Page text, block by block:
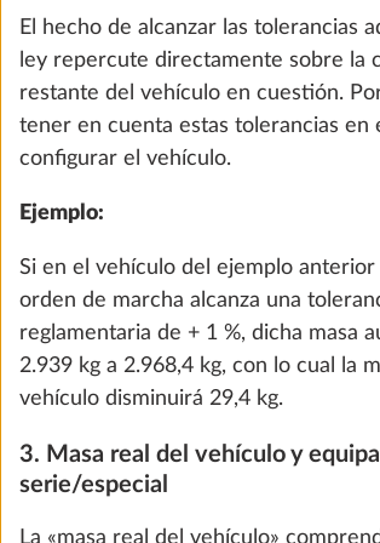
Bomba de agua con interruptor
Carga útil mínima en kg ≥ 10*(n + L)
n = número máximo de pasajeros
y
L = longitud total del vehículo en
asiento autorizadas y una longitud de
En el caso de las caravanas, la masa
reglamentaria se calcula tomando
número máximo de plazas para
n = cantidad máxima de plazas para
L = longitud de la carrocería del